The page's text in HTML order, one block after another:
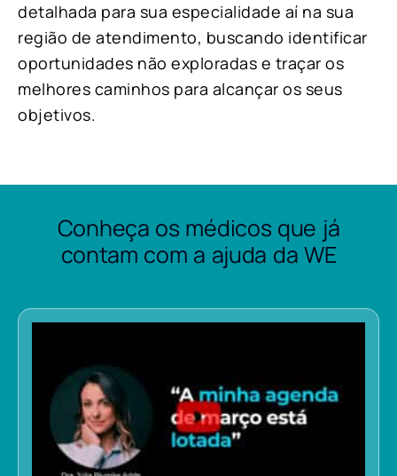
detalhada para sua especialidade aí na sua
região de atendimento, buscando identificar
oportunidades não exploradas e traçar os
melhores caminhos para alcançar os seus
objetivos.
Conheça os médicos que já
contam com a ajuda da WE